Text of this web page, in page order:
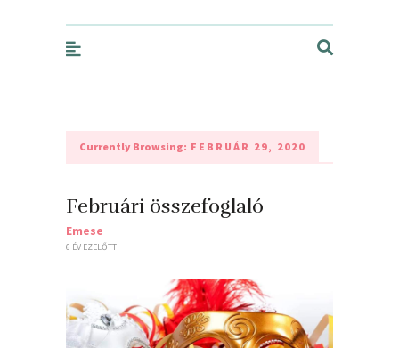
Currently Browsing: FEBRUÁR 29, 2020
Februári összefoglaló
Emese
6 ÉV EZELŐTT